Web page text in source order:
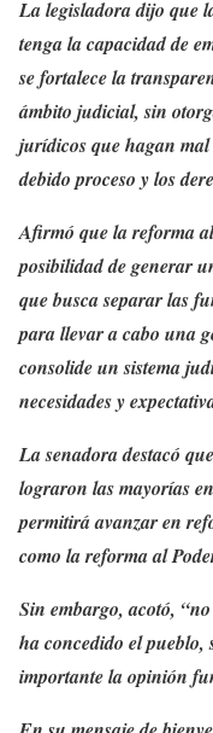
La legisladora dijo que
tenga la capacidad de
se fortalece la
ámbito judicial, sin
jurídicos que hagan
debido proceso y los
Afirmó que la reforma
posibilidad de generar
que busca separar las
para llevar a cabo una
consolide un sistema
necesidades y
La senadora destacó
lograron las mayorías
permitirá avanzar en
como la reforma al
Sin embargo, acotó,
ha concedido el
importante la opinión